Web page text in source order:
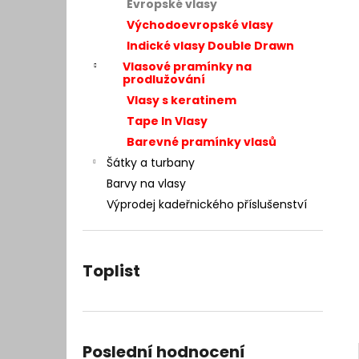
Evropské vlasy
Východoevropské vlasy
Indické vlasy Double Drawn
Vlasové pramínky na
prodlužování
Vlasy s keratinem
Tape In Vlasy
Barevné pramínky vlasů
Šátky a turbany
Barvy na vlasy
Výprodej kadeřnického příslušenství
Toplist
Poslední hodnocení
7 400 Kč
Původně: 9 990 Kč